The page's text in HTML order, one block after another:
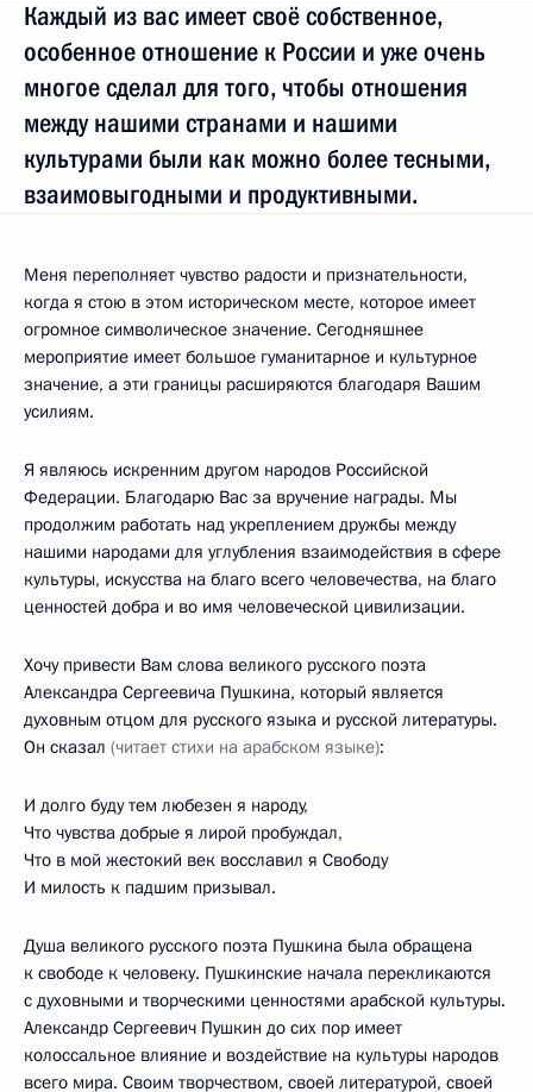
Каждый из вас имеет своё собственное,
особенное отношение к России и уже очень
многое сделал для того, чтобы отношения
между нашими странами и нашими
культурами были как можно более тесными,
взаимовыгодными и продуктивными.
Меня переполняет чувство радости и признательности,
когда я стою в этом историческом месте, которое имеет
огромное символическое значение. Сегодняшнее
мероприятие имеет большое гуманитарное и культурное
значение, а эти границы расширяются благодаря Вашим
усилиям.
Я являюсь искренним другом народов Российской
Федерации. Благодарю Вас за вручение награды. Мы
продолжим работать над укреплением дружбы между
нашими народами для углубления взаимодействия в сфере
культуры, искусства на благо всего человечества, на благо
ценностей добра и во имя человеческой цивилизации.
Хочу привести Вам слова великого русского поэта
Александра Сергеевича Пушкина, который является
духовным отцом для русского языка и русской литературы.
Он сказал (читает стихи на арабском языке):
И долго буду тем любезен я народу,
Что чувства добрые я лирой пробуждал,
Что в мой жестокий век восславил я Свободу
И милость к падшим призывал.
Душа великого русского поэта Пушкина была обращена
к свободе к человеку. Пушкинские начала перекликаются
с духовными и творческими ценностями арабской культуры.
Александр Сергеевич Пушкин до сих пор имеет
колоссальное влияние и воздействие на культуры народов
всего мира. Своим творчеством, своей литературой, своей